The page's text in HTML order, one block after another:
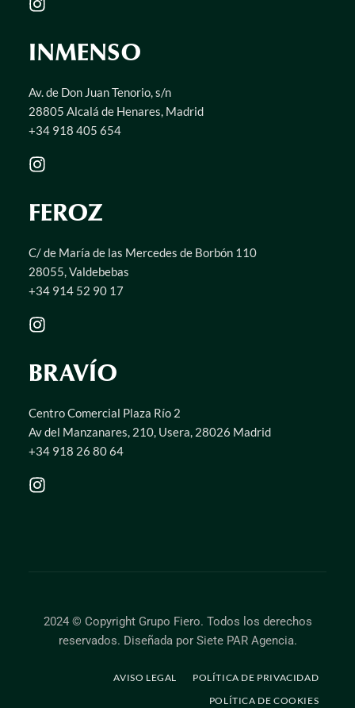
INMENSO
Av. de Don Juan Tenorio, s/n
28805 Alcalá de Henares, Madrid
+34 918 405 654
FEROZ
C/ de María de las Mercedes de Borbón 110
28055, Valdebebas
+34 914 52 90 17
BRAVÍO
Centro Comercial Plaza Río 2
Av del Manzanares, 210, Usera, 28026 Madrid
+34 918 26 80 64
2024 © Copyright Grupo Fiero. Todos los derechos
reservados. Diseñada por Siete PAR Agencia.
AVISO LEGAL
POLÍTICA DE PRIVACIDAD
POLÍTICA DE COOKIES